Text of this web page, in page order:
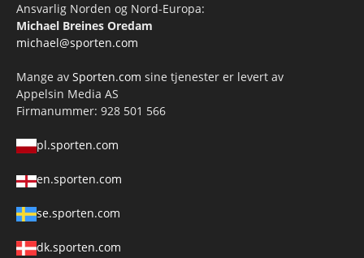
Ansvarlig Norden og Nord-Europa:
Michael Breines Oredam
michael@sporten.com
Mange av Sporten.com sine tjenester er levert av
Appelsin Media AS
Firmanummer: 928 501 566
pl.sporten.com
en.sporten.com
se.sporten.com
dk.sporten.com